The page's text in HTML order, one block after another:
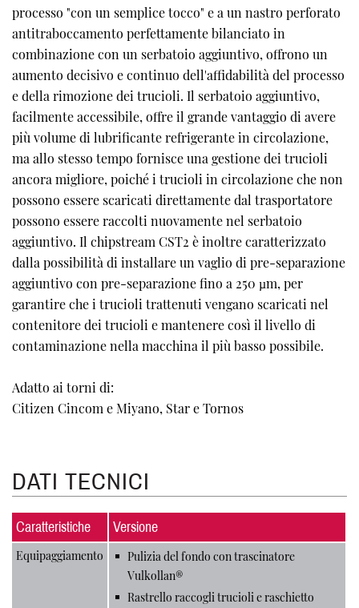
processo "con un semplice tocco" e a un nastro perforato
antitraboccamento perfettamente bilanciato in
combinazione con un serbatoio aggiuntivo, offrono un
aumento decisivo e continuo dell'affidabilità del processo
e della rimozione dei trucioli. Il serbatoio aggiuntivo,
facilmente accessibile, offre il grande vantaggio di avere
più volume di lubrificante refrigerante in circolazione,
ma allo stesso tempo fornisce una gestione dei trucioli
ancora migliore, poiché i trucioli in circolazione che non
possono essere scaricati direttamente dal trasportatore
possono essere raccolti nuovamente nel serbatoio
aggiuntivo. Il chipstream CST2 è inoltre caratterizzato
dalla possibilità di installare un vaglio di pre-separazione
aggiuntivo con pre-separazione fino a 250 µm, per
garantire che i trucioli trattenuti vengano scaricati nel
contenitore dei trucioli e mantenere così il livello di
contaminazione nella macchina il più basso possibile.
Adatto ai torni di:
Citizen Cincom e Miyano, Star e Tornos
DATI TECNICI
Caratteristiche Versione
Equipaggiamento
Pulizia del fondo con trascinatore
Vulkollan®
Rastrello raccogli trucioli e raschietto